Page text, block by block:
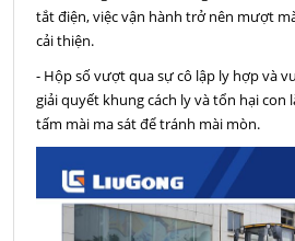
tắt điện, việc vận hành trở nên mượt
cải thiện.
- Hộp số vượt qua sự cô lập ly hợp và
giải quyết khung cách ly và tổn hại con
tấm mài ma sát để tránh mài mòn.